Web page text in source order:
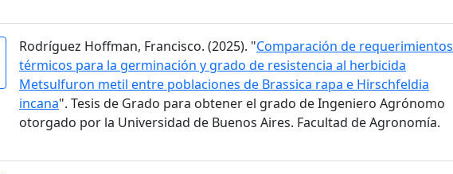
Rodríguez Hoffman, Francisco. (2025). "Comparación de requerimientos
térmicos para la germinación y grado de resistencia al herbicida
Metsulfuron metil entre poblaciones de Brassica rapa e Hirschfeldia
incana". Tesis de Grado para obtener el grado de Ingeniero Agrónomo
otorgado por la Universidad de Buenos Aires. Facultad de Agronomía.